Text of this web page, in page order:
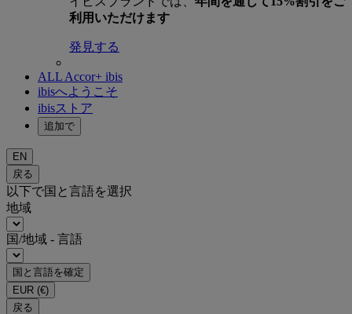
利用いただけます
発見する
ALL Accor+ ibis
ibisへようこそ
ibisストア
追加で
EN
戻る
以下で国と言語を選択
地域
国/地域 - 言語
国と言語を確定
EUR (€)
戻る